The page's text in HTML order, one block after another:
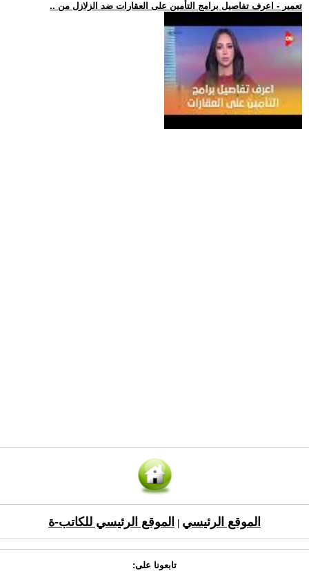
.. تعمير - اعرف تفاصيل برامج التأمين على العقارات ضد الزلازل من
الموقع الرئيسي الموقع الرئيسي للكاتب-ة
تابعونا على: